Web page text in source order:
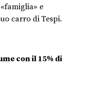
e
carro di Tespi.
con il 15% di